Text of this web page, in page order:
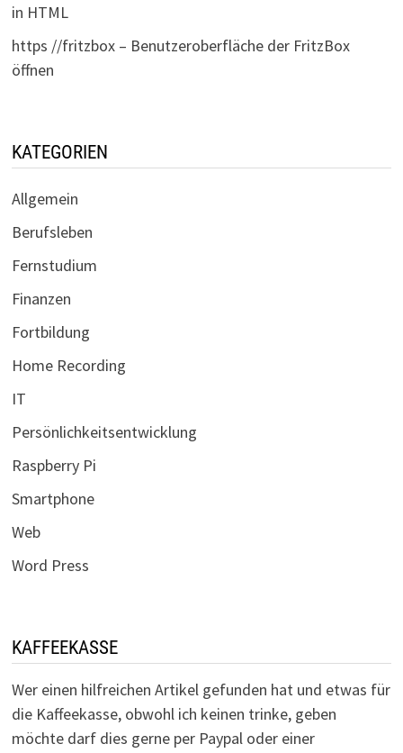
in HTML
https //fritzbox – Benutzeroberfläche der FritzBox
öffnen
KATEGORIEN
Allgemein
Berufsleben
Fernstudium
Finanzen
Fortbildung
Home Recording
IT
Persönlichkeitsentwicklung
Raspberry Pi
Smartphone
Web
Word Press
KAFFEEKASSE
Wer einen hilfreichen Artikel gefunden hat und etwas für
die Kaffeekasse, obwohl ich keinen trinke, geben
möchte darf dies gerne per Paypal oder einer